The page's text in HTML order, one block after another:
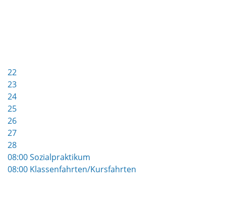
22
23
24
25
26
27
28
08:00 Sozialpraktikum
08:00 Klassenfahrten/Kursfahrten